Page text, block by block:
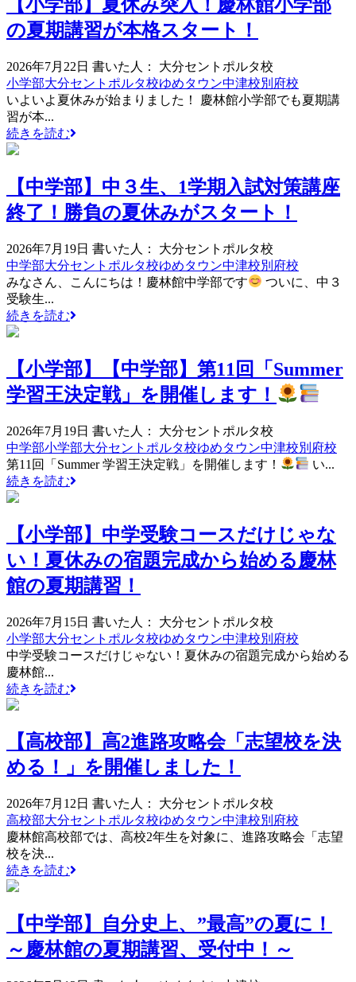
【小学部】夏休み突入！慶林館小学部
の夏期講習が本格スタート！
2026年7月22日 書いた人： 大分セントポルタ校
小学部大分セントポルタ校ゆめタウン中津校別府校
いよいよ夏休みが始まりました！ 慶林館小学部でも夏期講
習が本...
続きを読む
【中学部】中３生、1学期入試対策講座
終了！勝負の夏休みがスタート！
2026年7月19日 書いた人： 大分セントポルタ校
中学部大分セントポルタ校ゆめタウン中津校別府校
みなさん、こんにちは！慶林館中学部です
ついに、中３
受験生...
続きを読む
【小学部】【中学部】第11回「Summer
学習王決定戦」を開催します！
2026年7月19日 書いた人： 大分セントポルタ校
中学部小学部大分セントポルタ校ゆめタウン中津校別府校
第11回「Summer 学習王決定戦」を開催します！
い...
続きを読む
【小学部】中学受験コースだけじゃな
い！夏休みの宿題完成から始める慶林
館の夏期講習！
2026年7月15日 書いた人： 大分セントポルタ校
小学部大分セントポルタ校ゆめタウン中津校別府校
中学受験コースだけじゃない！夏休みの宿題完成から始める
慶林館...
続きを読む
【高校部】高2進路攻略会「志望校を決
める！」を開催しました！
2026年7月12日 書いた人： 大分セントポルタ校
高校部大分セントポルタ校ゆめタウン中津校別府校
慶林館高校部では、高校2年生を対象に、進路攻略会「志望
校を決...
続きを読む
【中学部】自分史上、”最高”の夏に！
～慶林館の夏期講習、受付中！～